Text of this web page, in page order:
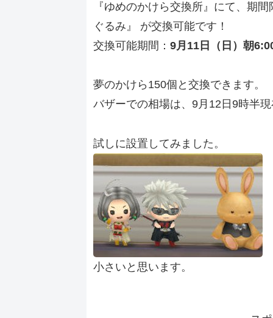
『ゆめのかけら交換所』にて、期
ぐるみ』 が交換可能です！
交換可能期間： 9月11日（日）朝
夢のかけら150個と交換できます。
バザーでの相場は、9月12日9時半
試しに設置してみました。
小さいと思います。